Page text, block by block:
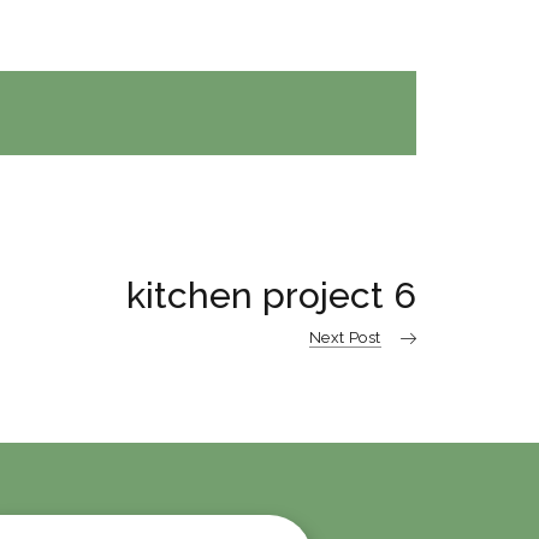
kitchen project 6
Next Post